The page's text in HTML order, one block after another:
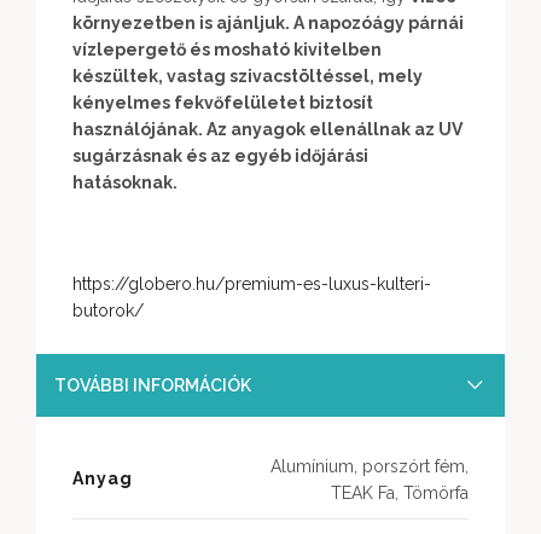
környezetben is ajánljuk. A napozóágy párnái
vízlepergető és mosható kivitelben
készültek, vastag szivacstöltéssel, mely
kényelmes fekvőfelületet biztosít
használójának. Az anyagok ellenállnak az UV
sugárzásnak és az egyéb időjárási
hatásoknak.
https://globero.hu/premium-es-luxus-kulteri-
butorok/
TOVÁBBI INFORMÁCIÓK
Anyag
Alumínium, porszórt fém,
TEAK Fa, Tömörfa